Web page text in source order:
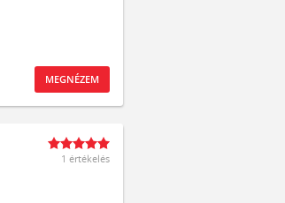
MEGNÉZEM
1 értékelés